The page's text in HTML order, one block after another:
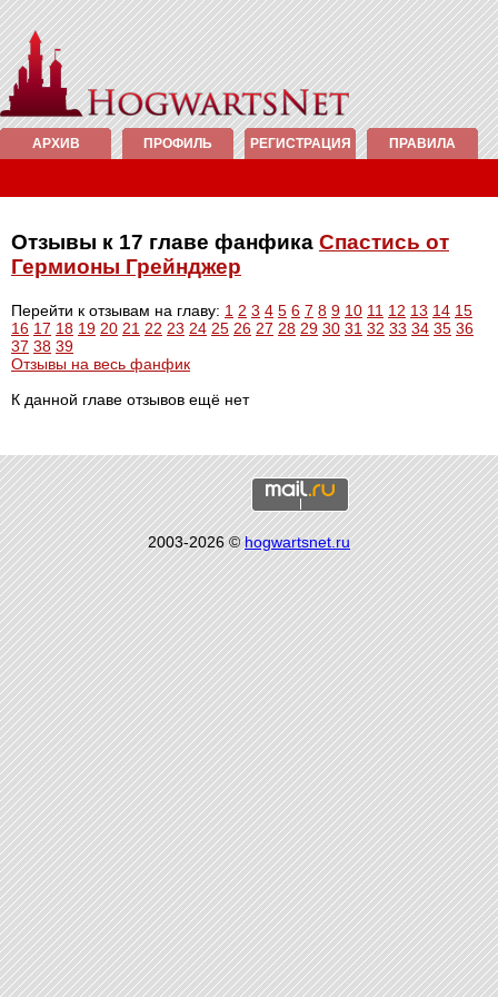
АРХИВ ПРОФИЛЬ РЕГИСТРАЦИЯ ПРАВИЛА
Отзывы к 17 главе фанфика Спастись от
Гермионы Грейнджер
Перейти к отзывам на главу: 1 2 3 4 5 6 7 8 9 10 11 12 13 14 15
16 17 18 19 20 21 22 23 24 25 26 27 28 29 30 31 32 33 34 35 36
37 38 39
Отзывы на весь фанфик
К данной главе отзывов ещё нет
2003-2026 ©hogwartsnet.ru